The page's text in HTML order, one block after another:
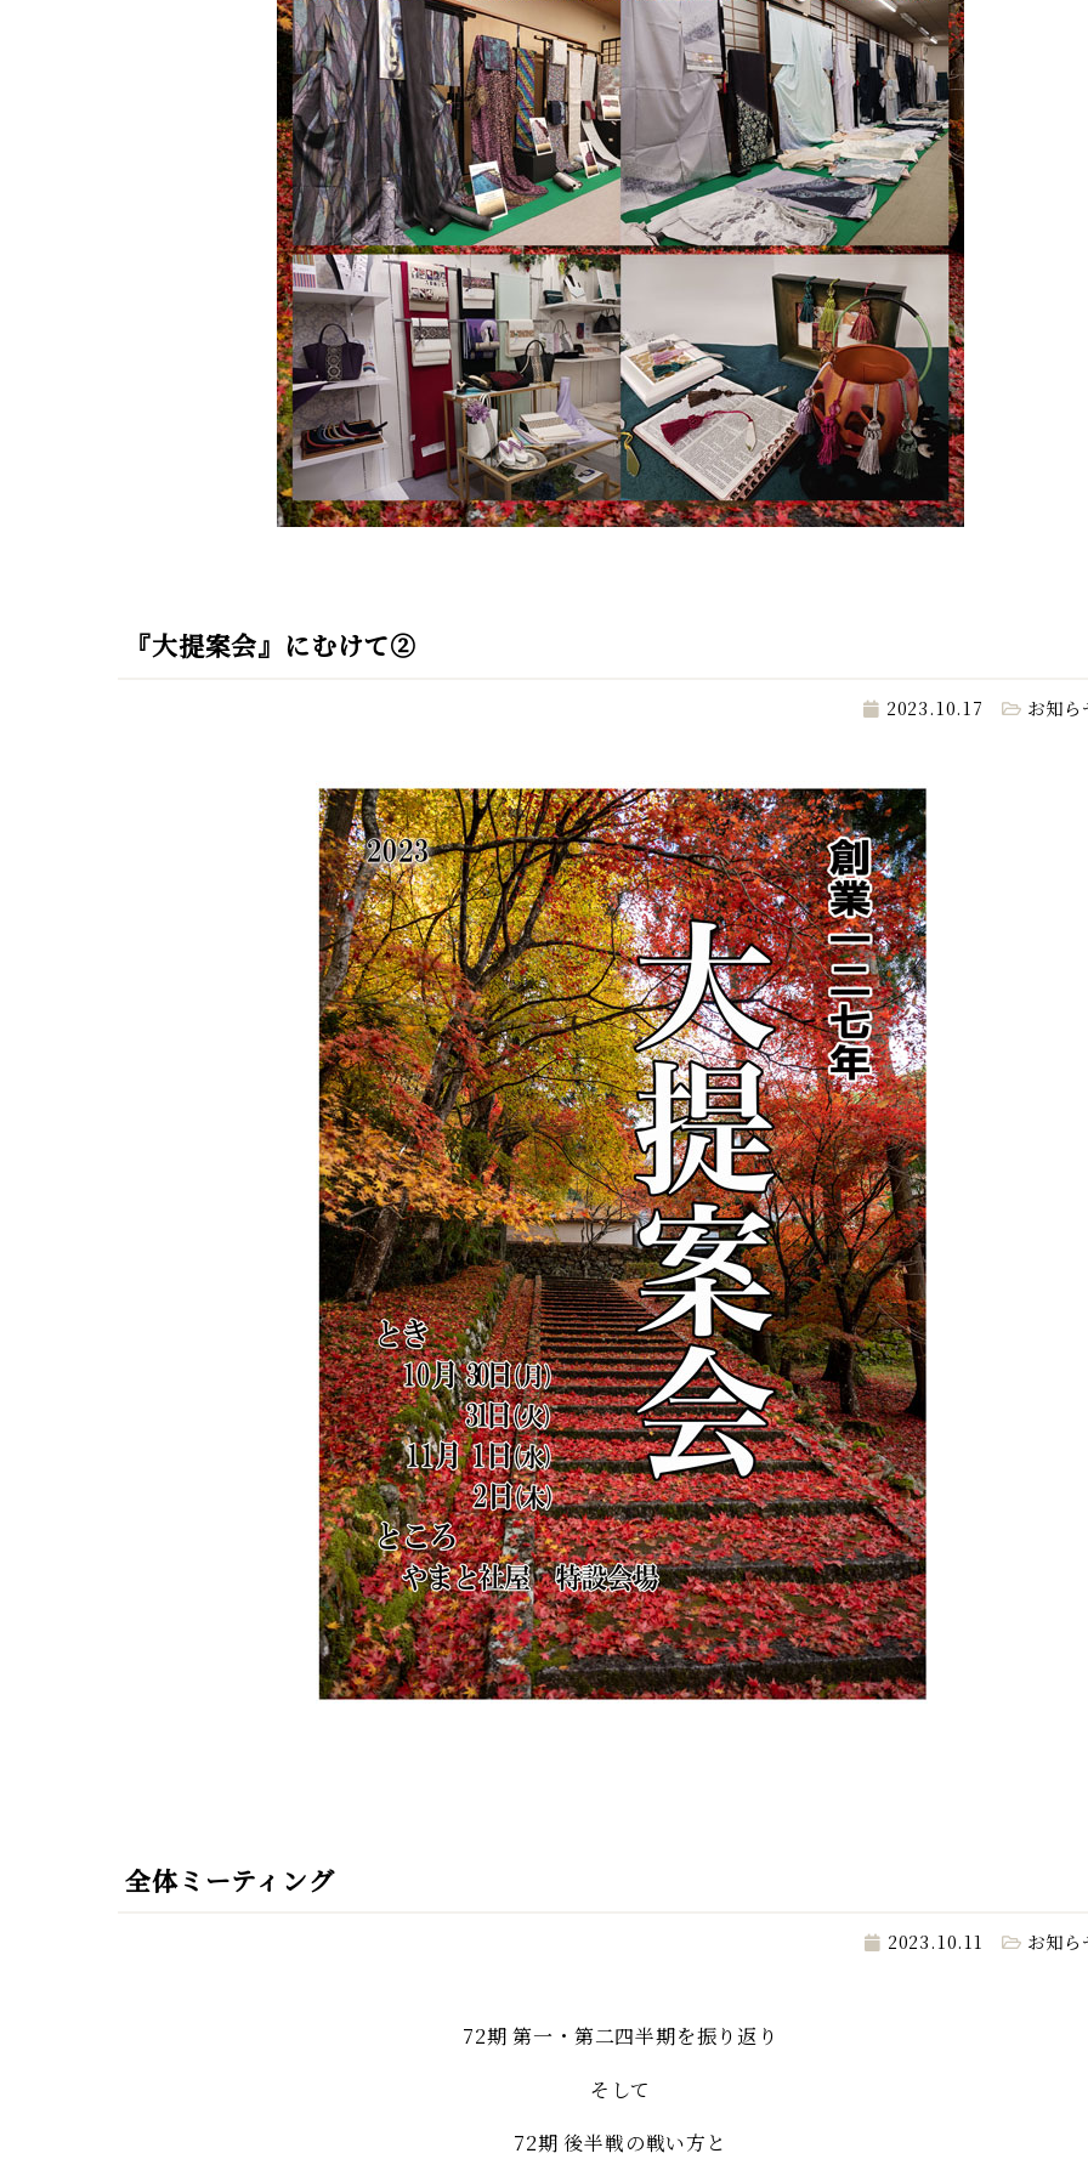
『大提案会』にむけて②
2023.10.17 お知ら
全体ミーティング
2023.10.11 お知ら
72期 第一・第二四半期を振り返り
そして
72期 後半戦の戦い方と